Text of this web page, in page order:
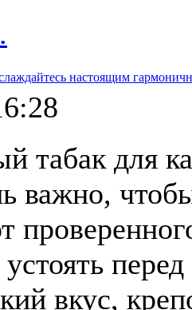
настоящим
табак для
важно,
вкус,